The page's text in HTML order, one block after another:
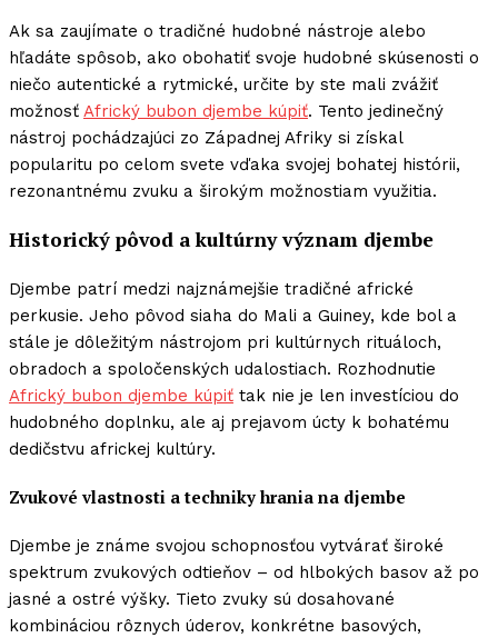
Ak sa zaujímate o tradičné hudobné nástroje alebo
hľadáte spôsob, ako obohatiť svoje hudobné skúsenosti o
niečo autentické a rytmické, určite by ste mali zvážiť
možnosť Africký bubon djembe kúpiť. Tento jedinečný
nástroj pochádzajúci zo Západnej Afriky si získal
popularitu po celom svete vďaka svojej bohatej histórii,
rezonantnému zvuku a širokým možnostiam využitia.
Historický pôvod a kultúrny význam djembe
Djembe patrí medzi najznámejšie tradičné africké
perkusie. Jeho pôvod siaha do Mali a Guiney, kde bol a
stále je dôležitým nástrojom pri kultúrnych rituáloch,
obradoch a spoločenských udalostiach. Rozhodnutie
Africký bubon djembe kúpiť tak nie je len investíciou do
hudobného doplnku, ale aj prejavom úcty k bohatému
dedičstvu africkej kultúry.
Zvukové vlastnosti a techniky hrania na djembe
Djembe je známe svojou schopnosťou vytvárať široké
spektrum zvukových odtieňov – od hlbokých basov až po
jasné a ostré výšky. Tieto zvuky sú dosahované
kombináciou rôznych úderov, konkrétne basových,